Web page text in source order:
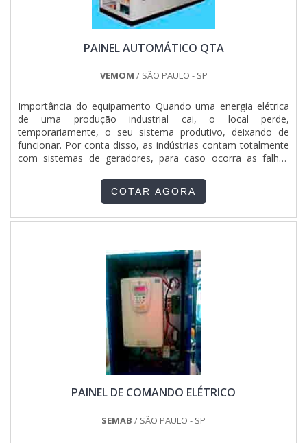
PAINEL AUTOMÁTICO QTA
VEMOM / SÃO PAULO - SP
Importância do equipamento Quando uma energia elétrica
de uma produção industrial cai, o local perde,
temporariamente, o seu sistema produtivo, deixando de
funcionar. Por conta disso, as indústrias contam totalmente
com sistemas de geradores, para caso ocorra as falhas
produção, garantindo que a energia elétrica dê continuidade
às tarefas. Utilização do painel automático qta Os geradores
COTAR AGORA
PAINEL DE COMANDO ELÉTRICO
SEMAB / SÃO PAULO - SP